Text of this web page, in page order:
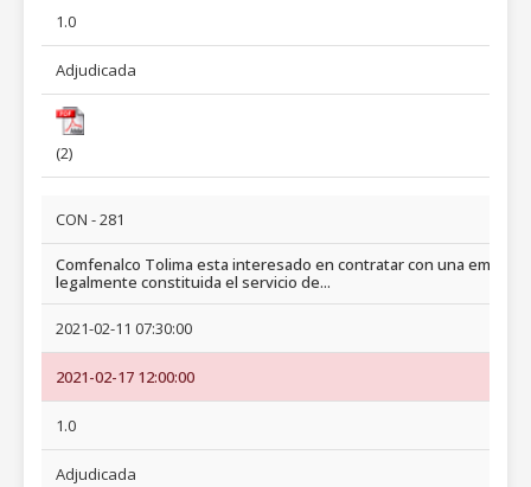
1.0
Adjudicada
(2)
CON - 281
Comfenalco Tolima esta interesado en contratar con una empresa
legalmente constituida el servicio de...
2021-02-11 07:30:00
2021-02-17 12:00:00
1.0
Adjudicada